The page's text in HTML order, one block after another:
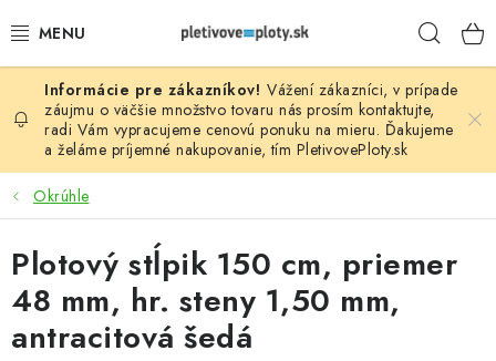
na
PLOTOVÉ PANELY
PLETIVO
STĹPIKY
PODHRABOVÉ DOSKY
BRÁNY A BRÁNKY
Vážení zákazníci, v prípade
záujmu o väčšie množstvo tovaru nás prosím kontaktujte,
radi Vám vypracujeme cenovú ponuku na mieru. Ďakujeme
a želáme príjemné nakupovanie, tím PletivovePloty.sk
Okrúhle
Plotový stĺpik 150 cm, priemer
48 mm, hr. steny 1,50 mm,
antracitová šedá